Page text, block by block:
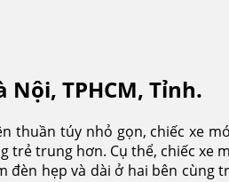
Nội, TPHCM, Tỉnh.
thuần túy nhỏ gọn, chiếc xe
trẻ trung hơn. Cụ thể, chiếc
hẹp và dài ở hai bên cùng